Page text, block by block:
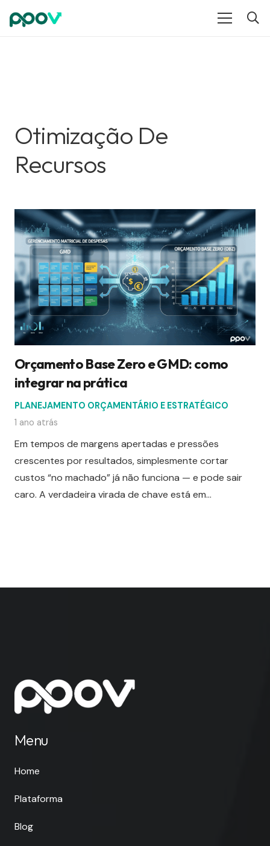
Otimização De
Recursos
Orçamento Base Zero e GMD: como
integrar na prática
PLANEJAMENTO ORÇAMENTÁRIO E ESTRATÉGICO
1 ano atrás
Em tempos de margens apertadas e pressões
crescentes por resultados, simplesmente cortar
custos “no machado” já não funciona — e pode sair
caro. A verdadeira virada de chave está em…
Menu
Home
Plataforma
Blog